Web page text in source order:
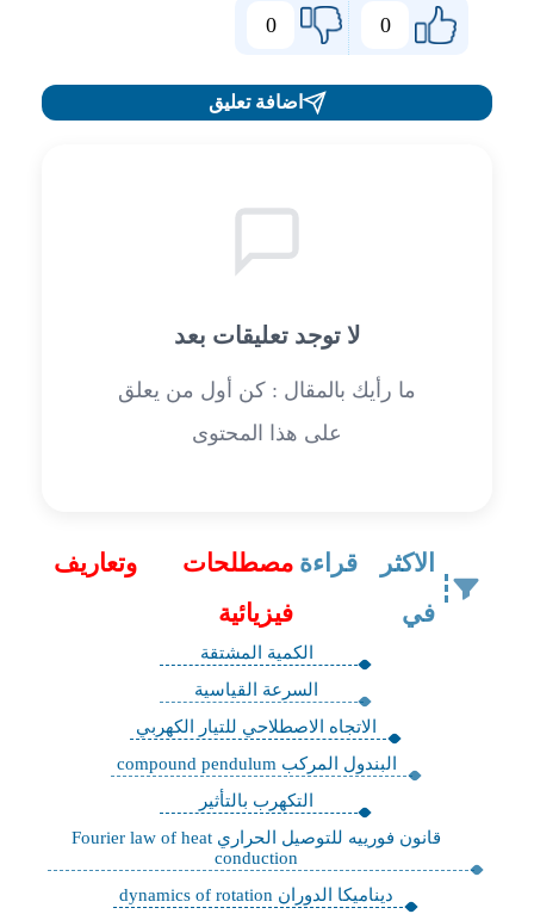
0
0
اضافة تعليق
لا توجد تعليقات بعد
ما رأيك بالمقال : كن أول من يعلق
على هذا المحتوى
الاكثر قراءة
في
مصطلحات وتعاريف
فيزيائية
الكمية المشتقة
السرعة القياسية
الاتجاه الاصطلاحي للتيار الكهربي
البندول المركب compound pendulum
التكهرب بالتأثير
قانون فورييه للتوصيل الحراري Fourier law of heat
conduction
ديناميكا الدوران dynamics of rotation